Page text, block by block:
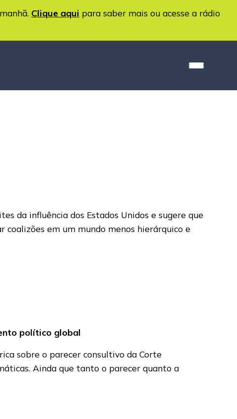
Clique aqui para saber mais ou acesse a rádio
da influência dos Estados Unidos e sugere que
coalizões em um mundo menos hierárquico e
político global
sobre o parecer consultivo da Corte
Ainda que tanto o parecer quanto a